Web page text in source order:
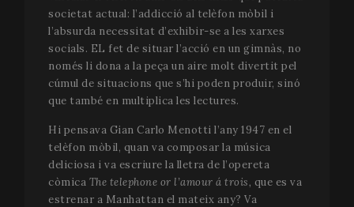
societat actual: l’addicció al telèfon mòbil i
l’absurda necessitat d’exhibir-se a les xarxes
socials. EL fet de situar l’acció en un gimnàs, no
només li dona a la peça un aire molt divertit pel
cúmul de situacions que s’hi poden produir, sinó
que també en multiplica les lectures.
Hi pensava Gian Carlo Menotti l’any 1947 en el
telèfon mòbil, quan va composar la música
deliciosa i va escriure la lletra de l’opereta
còmica The telephone or l’amour á trois, que es va
estrenar a Manhattan el mateix any? Va